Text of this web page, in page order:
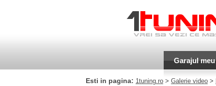
Garajul meu
Esti in pagina: 1tuning.ro > Galerie video >